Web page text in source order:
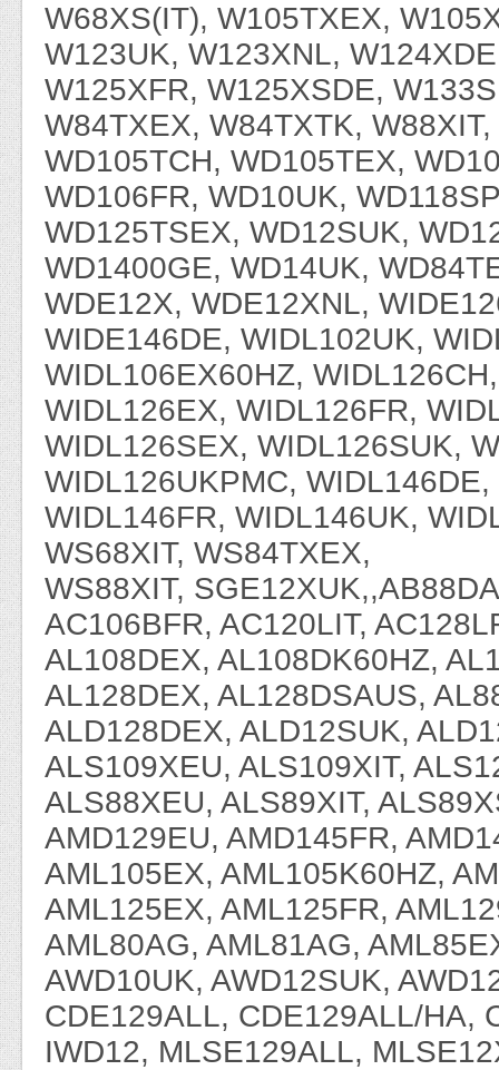
W68XS(IT), W105TXEX,
W123UK, W123XNL,
W125XFR, W125XSDE,
W84TXEX, W84TXTK,
WD105TCH, WD105TEX,
WD106FR, WD10UK,
WD125TSEX, WD12SUK,
WD1400GE, WD14UK,
WDE12X, WDE12XNL,
WIDE146DE, WIDL102UK,
WIDL106EX60HZ,
WIDL126EX, WIDL126FR,
WIDL126SEX, WIDL126SUK,
WIDL126UKPMC,
WIDL146FR, WIDL146UK,
WS68XIT, WS84TXEX,
WS88XIT,
AC106BFR, AC120LIT,
AL108DEX, AL108DK60HZ,
AL128DEX, AL128DSAUS,
ALD128DEX, ALD12SUK,
ALS109XEU, ALS109XIT,
ALS88XEU, ALS89XIT,
AMD129EU, AMD145FR,
AML105EX, AML105K60HZ,
AML125EX, AML125FR,
AML80AG, AML81AG,
AWD10UK, AWD12SUK,
CDE129ALL, CDE129ALL/HA,
IWD12, MLSE129ALL,